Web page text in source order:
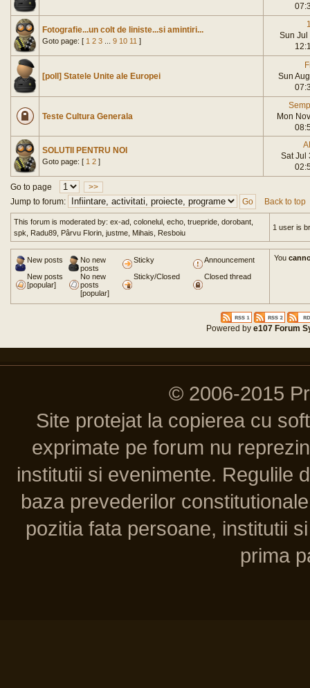
Fotografie...un colt de liniste...si amintiri...
Goto page: [ 1 2 3 9 10 11 ]
Sun
[poll] Statele Unite ale Europei
Sun
Teste Cultura Generala
Mon
SOLUTII PENTRU NOI
Goto page: [ 1 2 ]
Sat Jul
Go to page
>>
Jump to forum:
Back to top
This forum is moderated by: ex-ad, colonelul, echo, truepride, dorobant,
spk, Radu89, Pârvu Florin, justme, Mihais, Resboiu
1 user is
New posts
No new
posts
Sticky
Announcement
New posts
[popular]
No new
posts
[popular]
Sticky/Closed Closed thread
You
Powered by e107 Forum
© 2006-2015
Site protejat la copierea cu
exprimate pe forum nu
institutii si evenimente. Regulile
baza prevederilor
pozitia fata persoane, institutii
prima